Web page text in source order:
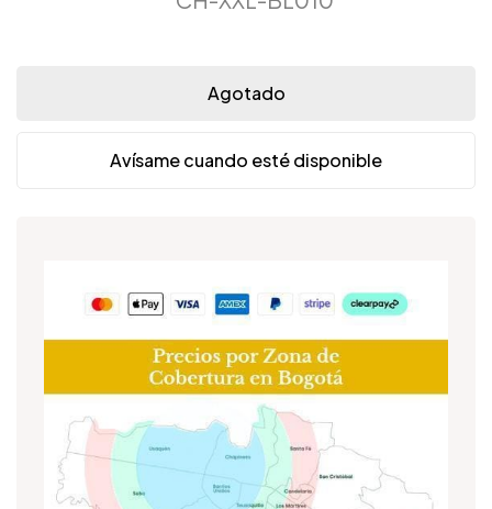
Agotado
Avísame cuando esté disponible